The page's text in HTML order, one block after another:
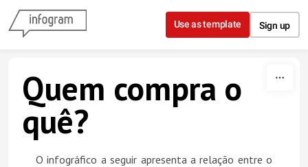
Skip to content
Use as template Sign up
Quem compra o
quê?
O infográfico a seguir apresenta a relação entre o